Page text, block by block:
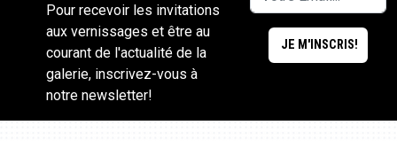
Pour recevoir les invitations
aux vernissages et être au
courant de l'actualité de la
galerie, inscrivez-vous à
notre newsletter!